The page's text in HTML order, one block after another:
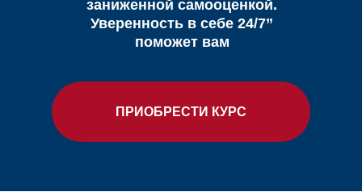
заниженной самооценкой.
Уверенность в себе 24/7”
поможет вам
ПРИОБРЕСТИ КУРС